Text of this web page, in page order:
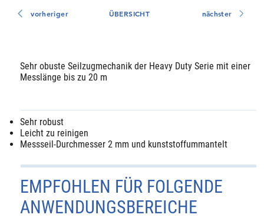
ÜBERSICHT
vorheriger nächster
Sehr obuste Seilzugmechanik der Heavy Duty Serie mit einer
Messlänge bis zu 20 m
Sehr robust
Leicht zu reinigen
Messseil-Durchmesser 2 mm und kunststoffummantelt
EMPFOHLEN FÜR FOLGENDE
ANWENDUNGSBEREICHE